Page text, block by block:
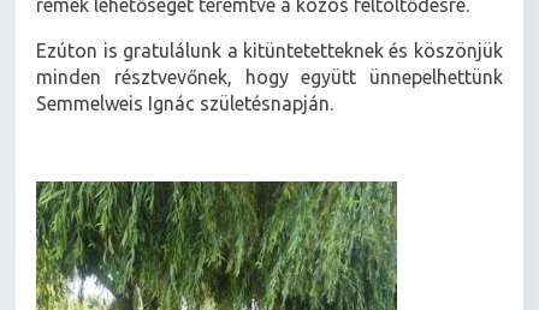
remek lehetőséget teremtve a közös feltöltődésre.
Ezúton is gratulálunk a kitüntetetteknek és köszönjük
minden résztvevőnek, hogy együtt ünnepelhettünk
Semmelweis Ignác születésnapján.